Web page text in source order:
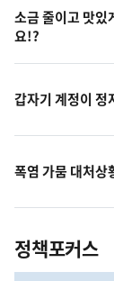
소금 줄이고 맛있
요!?
갑자기 계정이 정
폭염 가뭄 대처상
정책포커스